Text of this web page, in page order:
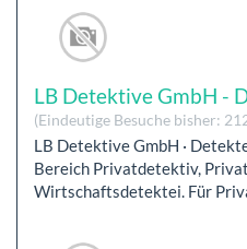
LB Detektive GmbH -
(Eindeutige Besuche bisher:
LB Detektive GmbH ·
Bereich Privatdetektiv,
Wirtschaftsdetektei. Für